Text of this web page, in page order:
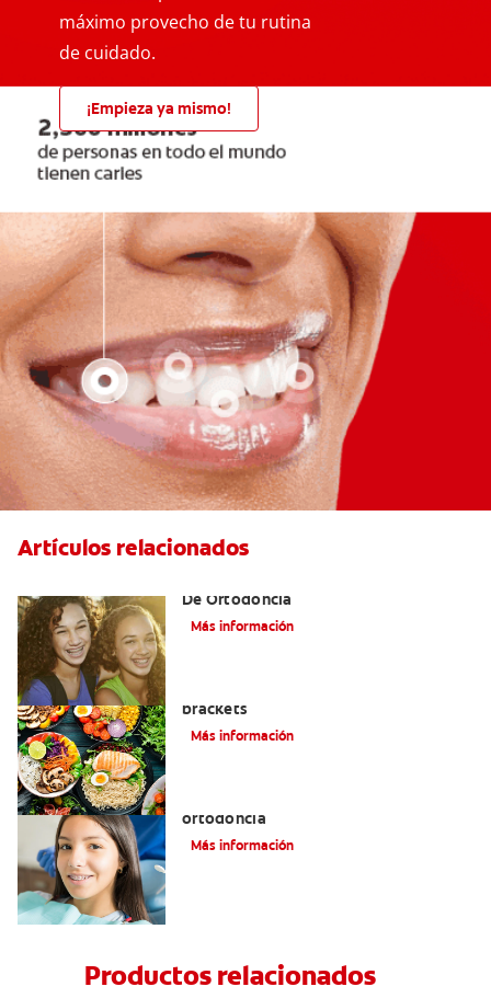
máximo provecho de tu rutina
de cuidado.
¡Empieza ya mismo!
Artículos relacionados
De Ortodoncia
Más información
brackets
Más información
ortodoncia
Más información
Productos relacionados